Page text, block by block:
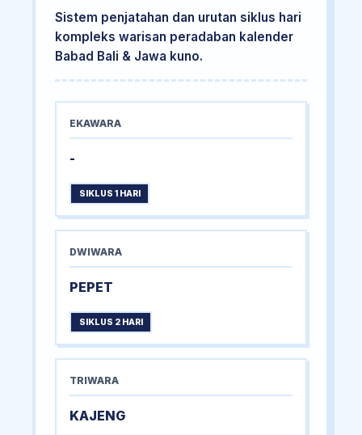
Sistem penjatahan dan urutan siklus hari
kompleks warisan peradaban kalender
Babad Bali & Jawa kuno.
EKAWARA
-
SIKLUS 1 HARI
DWIWARA
PEPET
SIKLUS 2 HARI
TRIWARA
KAJENG